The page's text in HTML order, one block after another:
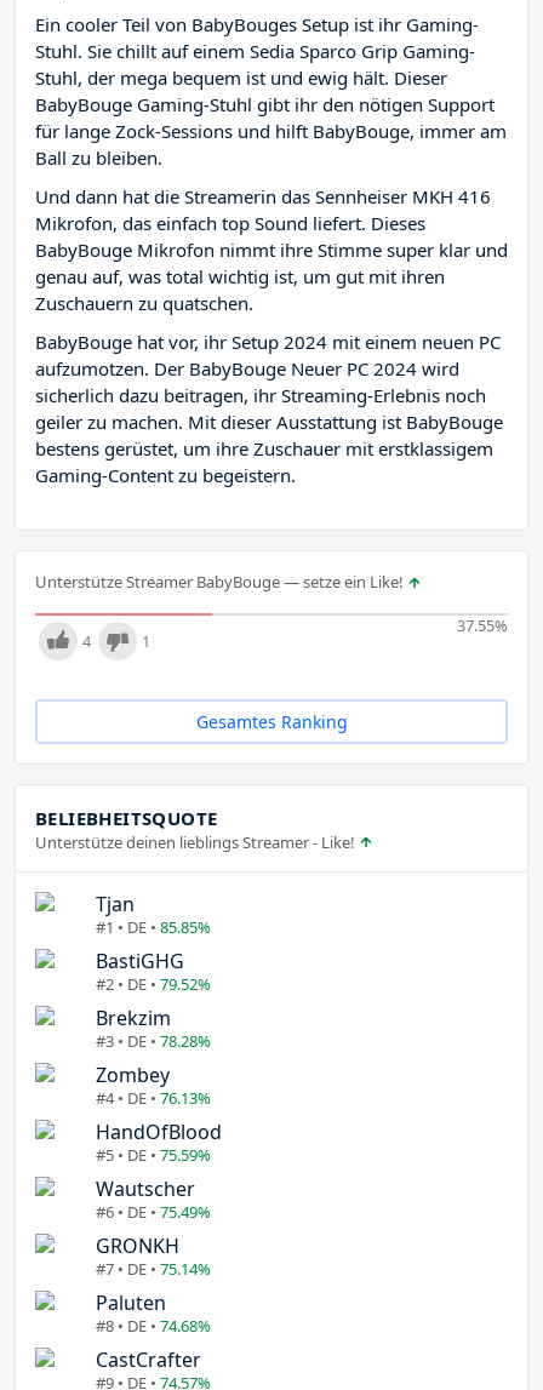
Ein cooler Teil von BabyBouges Setup ist ihr Gaming-
Stuhl. Sie chillt auf einem Sedia Sparco Grip Gaming-
Stuhl, der mega bequem ist und ewig hält. Dieser
BabyBouge Gaming-Stuhl gibt ihr den nötigen Support
für lange Zock-Sessions und hilft BabyBouge, immer am
Ball zu bleiben.
Und dann hat die Streamerin das Sennheiser MKH 416
Mikrofon, das einfach top Sound liefert. Dieses
BabyBouge Mikrofon nimmt ihre Stimme super klar und
genau auf, was total wichtig ist, um gut mit ihren
Zuschauern zu quatschen.
BabyBouge hat vor, ihr Setup 2024 mit einem neuen PC
aufzumotzen. Der BabyBouge Neuer PC 2024 wird
sicherlich dazu beitragen, ihr Streaming-Erlebnis noch
geiler zu machen. Mit dieser Ausstattung ist BabyBouge
bestens gerüstet, um ihre Zuschauer mit erstklassigem
Gaming-Content zu begeistern.
Unterstütze Streamer BabyBouge — setze ein Like!
37.55%
4 1
Gesamtes Ranking
BELIEBHEITSQUOTE
Unterstütze deinen lieblings Streamer - Like!
Tjan
#1 • DE • 85.85%
BastiGHG
#2 • DE • 79.52%
Brekzim
#3 • DE • 78.28%
Zombey
#4 • DE • 76.13%
HandOfBlood
#5 • DE • 75.59%
Wautscher
#6 • DE • 75.49%
GRONKH
#7 • DE • 75.14%
Paluten
#8 • DE • 74.68%
CastCrafter
#9 • DE • 74.57%